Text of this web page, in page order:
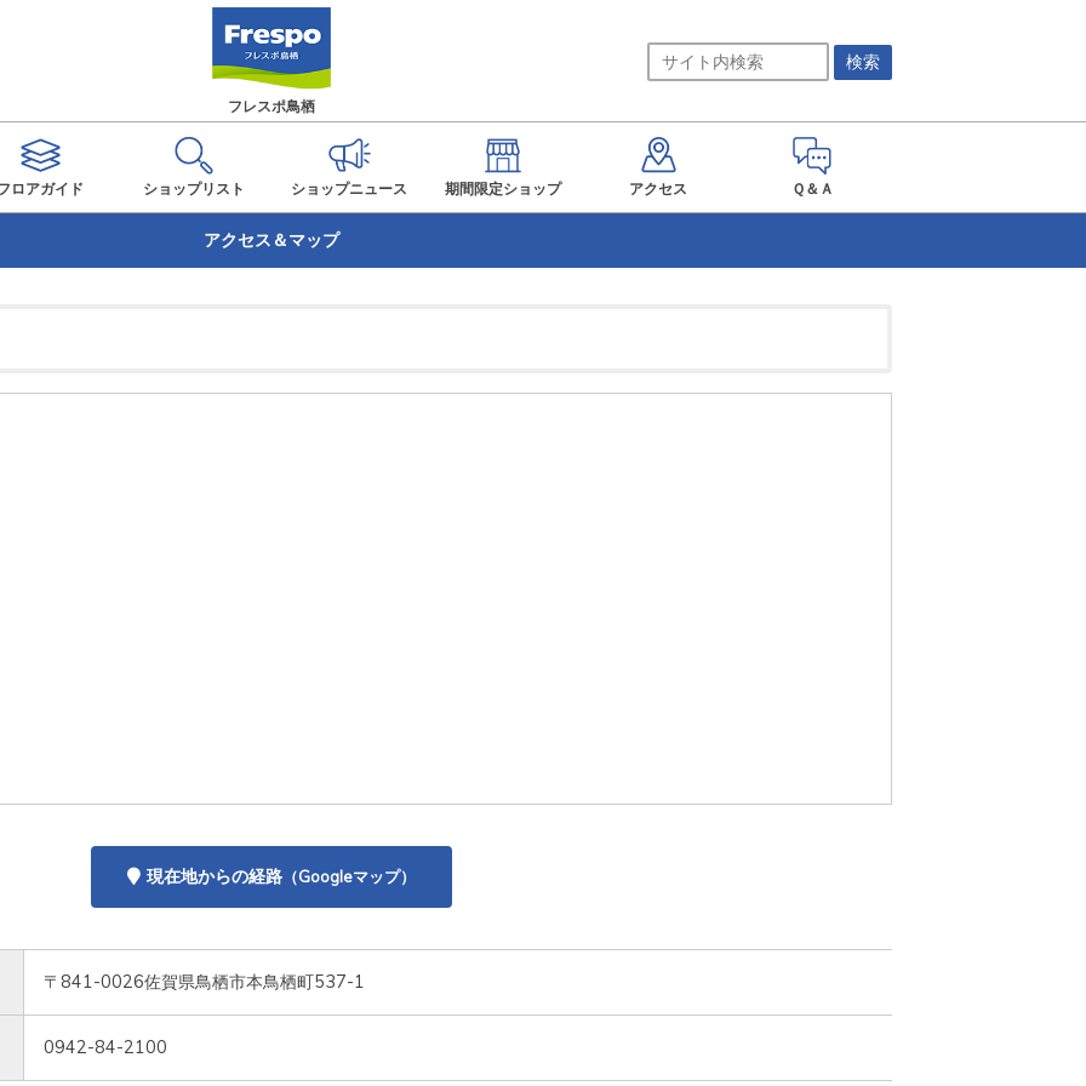
フレスポ鳥栖
ロアガイド ショップリスト ショップニュース 期間限定ショップ アクセス Ｑ＆Ａ
アクセス＆マップ
現在地からの経路 （Googleマップ）
〒841-0026佐賀県鳥栖市本鳥栖町537-1
0942-84-2100